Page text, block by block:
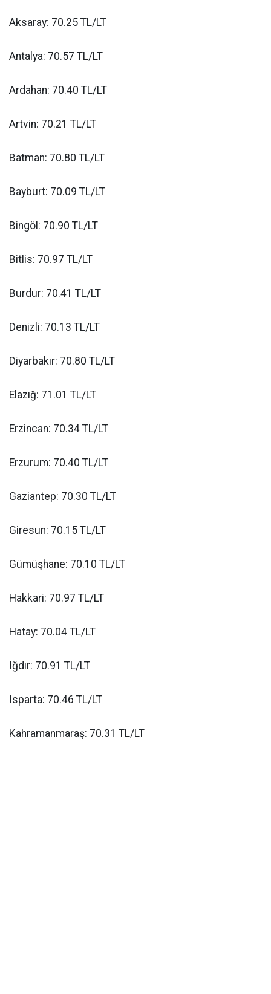
Aksaray: 70.25 TL/LT
Antalya: 70.57 TL/LT
Ardahan: 70.40 TL/LT
Artvin: 70.21 TL/LT
Batman: 70.80 TL/LT
Bayburt: 70.09 TL/LT
Bingöl: 70.90 TL/LT
Bitlis: 70.97 TL/LT
Burdur: 70.41 TL/LT
Denizli: 70.13 TL/LT
Diyarbakır: 70.80 TL/LT
Elazığ: 71.01 TL/LT
Erzincan: 70.34 TL/LT
Erzurum: 70.40 TL/LT
Gaziantep: 70.30 TL/LT
Giresun: 70.15 TL/LT
Gümüşhane: 70.10 TL/LT
Hakkari: 70.97 TL/LT
Hatay: 70.04 TL/LT
Iğdır: 70.91 TL/LT
Isparta: 70.46 TL/LT
Kahramanmaraş: 70.31 TL/LT